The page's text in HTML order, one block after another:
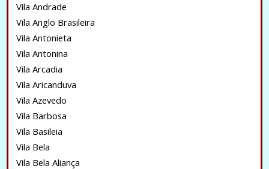
Vila Andrade
Vila Anglo Brasileira
Vila Antonieta
Vila Antonina
Vila Arcadia
Vila Aricanduva
Vila Azevedo
Vila Barbosa
Vila Basileia
Vila Bela
Vila Bela Aliança